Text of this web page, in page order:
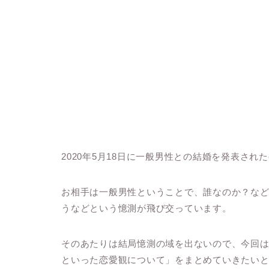
2020年5月18日に一般男性との結婚を発表され
お相手は一般男性ということで、誰なのか？な
うなどという憶測が飛び交っています。
そのあたりは結局憶測の域を出ないので、今回
といった恋愛観について」をまとめていきたい